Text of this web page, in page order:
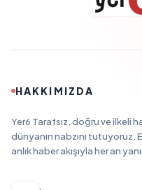
HAKKIMIZDA
Yer6 Tarafsız, doğru ve ilkeli
dünyanın nabzını tutuyoruz.
anlık haber akışıyla her an